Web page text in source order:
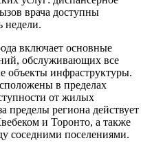
врача доступны
недели.
включает основные
обслуживающих все
инфраструктуры.
в пределах
от жилых
пределы региона действует
и Торонто, а также
соседними поселениями.